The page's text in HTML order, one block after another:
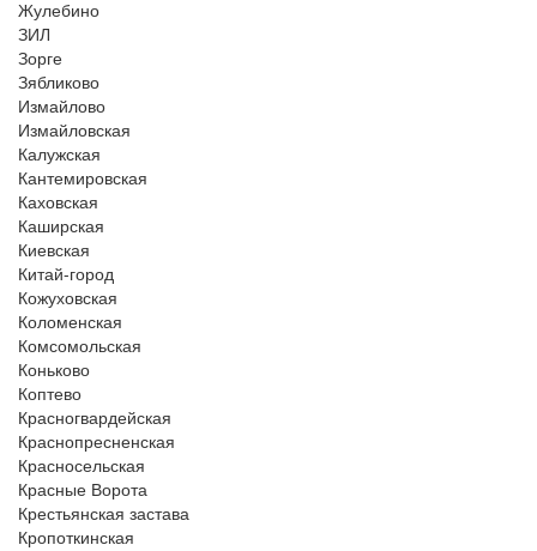
Жулебино
ЗИЛ
Зорге
Зябликово
Измайлово
Измайловская
Калужская
Кантемировская
Каховская
Каширская
Киевская
Китай-город
Кожуховская
Коломенская
Комсомольская
Коньково
Коптево
Красногвардейская
Краснопресненская
Красносельская
Красные Ворота
Крестьянская застава
Кропоткинская